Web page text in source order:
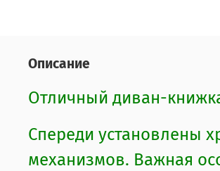
Описание
Отличный диван-
Спереди установлены
механизмов. Важная